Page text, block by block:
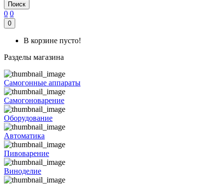
Поиск
0 0
0
В корзине пусто!
Разделы магазина
Самогонные аппараты
Самогоноварение
Оборудование
Автоматика
Пивоварение
Виноделие